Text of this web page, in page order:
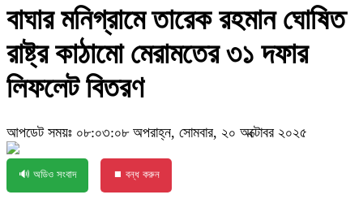
বাঘার মনিগ্রামে তারেক রহমান ঘোষিত
রাষ্ট্র কাঠামো মেরামতের ৩১ দফার
লিফলেট বিতরণ
আপডেট সময়ঃ ০৮:০৩:০৮ অপরাহ্ন, সোমবার, ২০ অক্টোবর ২০২৫
🔊 অডিও সংবাদ ⏹ বন্ধ করুন